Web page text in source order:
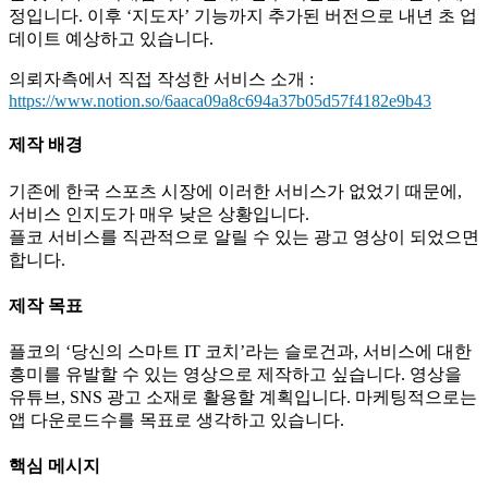
정입니다. 이후 ‘지도자’ 기능까지 추가된 버전으로 내년 초 업
데이트 예상하고 있습니다.
의뢰자측에서 직접 작성한 서비스 소개 :
https://www.notion.so/6aaca09a8c694a37b05d57f4182e9b43
제작 배경
기존에 한국 스포츠 시장에 이러한 서비스가 없었기 때문에,
서비스 인지도가 매우 낮은 상황입니다.
플코 서비스를 직관적으로 알릴 수 있는 광고 영상이 되었으면
합니다.
제작 목표
플코의 ‘당신의 스마트 IT 코치’라는 슬로건과, 서비스에 대한
흥미를 유발할 수 있는 영상으로 제작하고 싶습니다. 영상을
유튜브, SNS 광고 소재로 활용할 계획입니다. 마케팅적으로는
앱 다운로드수를 목표로 생각하고 있습니다.
핵심 메시지